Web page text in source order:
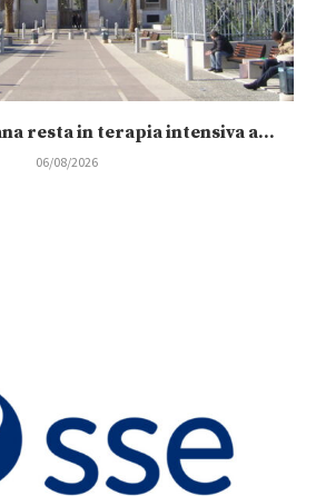
resta in terapia intensiva a...